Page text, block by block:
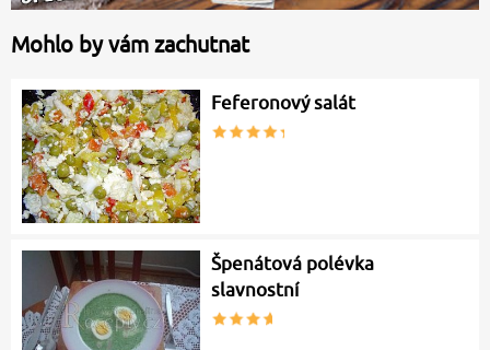
Mohlo by vám zachutnat
Feferonový salát
Špenátová polévka
slavnostní